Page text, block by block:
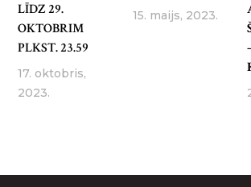
LĪDZ 29.
OKTOBRIM
PLKST. 23.59
17. oktobris,
2023.
15. maijs, 2023.